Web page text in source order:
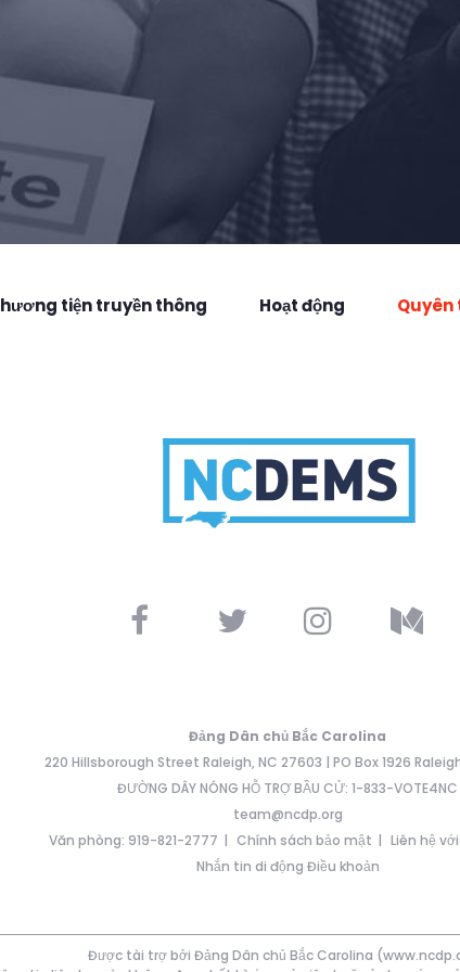
tiện truyền thông Hoạt động Quyên
Đảng Dân chủ Bắc Carolina
220 Hillsborough Street Raleigh, NC 27603 | PO Box 1926
ĐƯỜNG DÂY NÓNG HỖ TRỢ BẦU CỬ: 1-833-VOTE4NC
team@ncdp.org
Văn phòng: 919-821-2777
Chính sách bảo mật
Liên hệ
Nhắn tin di động Điều khoản
Được tài trợ bởi Đảng Dân chủ Bắc Carolina